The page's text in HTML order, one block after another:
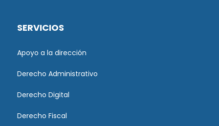
SERVICIOS
Apoyo a la dirección
Derecho Administrativo
Derecho Digital
Derecho Fiscal